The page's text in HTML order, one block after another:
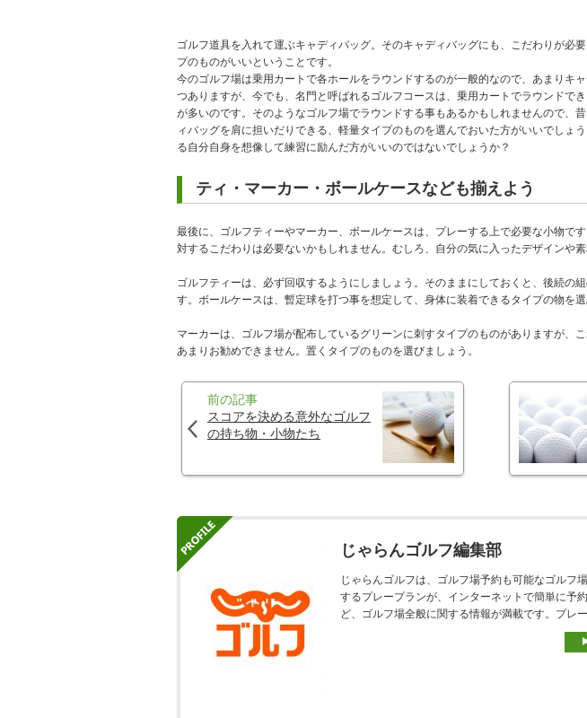
ゴルフ道具を入れて運ぶキャディバッグ。そのキャディバッグにも、こだわりが必
プのものがいいということです。
今のゴルフ場は乗用カートで各ホールをラウンドするのが一般的なので、あまりキ
つありますが、今でも、名門と呼ばれるゴルフコースは、乗用カートでラウンドで
が多いのです。そのようなゴルフ場でラウンドする事もあるかもしれませんので、
ィバッグを肩に担いだりできる、軽量タイプのものを選んでおいた方がいいでしょ
る自分自身を想像して練習に励んだ方がいいのではないでしょうか？
ティ・マーカー・ボールケースなども揃えよう
最後に、ゴルフティーやマーカー、ボールケースは、プレーする上で必要な小物で
対するこだわりは必要ないかもしれません。むしろ、自分の気に入ったデザインや
ゴルフティーは、必ず回収するようにしましょう。そのままにしておくと、後続の
す。ボールケースは、暫定球を打つ事を想定して、身体に装着できるタイプの物を選
マーカーは、ゴルフ場が配布しているグリーンに刺すタイプのものがありますが、
あまりお勧めできません。置くタイプのものを選びましょう。
前の記事
スコアを決める意外なゴルフ
の持ち物・小物たち
じゃらんゴルフ編集部
じゃらんゴルフは、ゴルフ場予約も可能なゴルフ
するプレープランが、インターネットで簡単に予
ど、ゴルフ場全般に関する情報が満載です。プレ